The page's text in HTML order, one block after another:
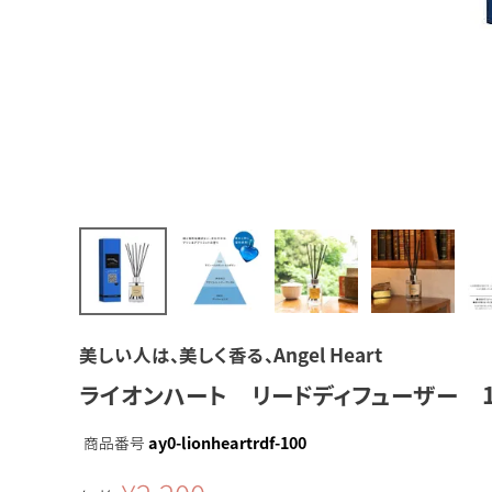
美しい人は、美しく香る、Angel Heart
ライオンハート リードディフューザー
商品番号 ay0-lionheartrdf-100